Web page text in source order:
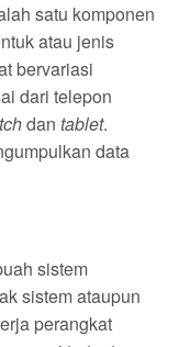
satu komponen
atau jenis
bervariasi
dari telepon
dantablet.
data
sistem
sistem ataupun
perangkat